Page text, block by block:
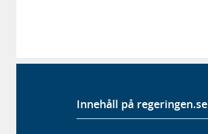
Innehåll på regeringen.se